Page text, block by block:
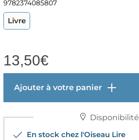
9782374085807
Livre
13,50€
Ajouter à votre panier
Disponibilité
En stock chez l'Oiseau Lire